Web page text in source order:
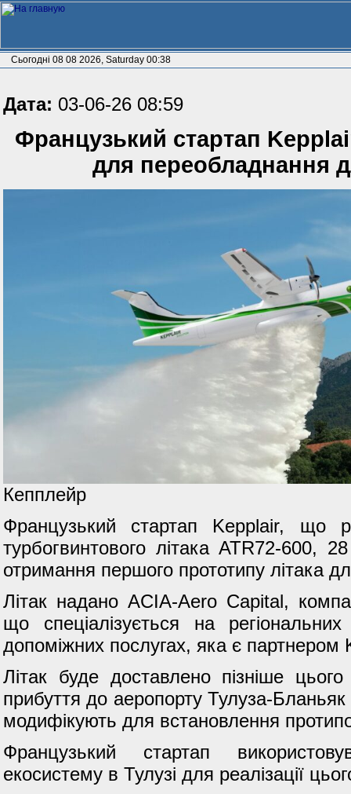
Сьогодні 08 08 2026, Saturday 00:38
Дата: 03-06-26 08:59
Французький стартап
для переобладнання
Кепплейр
Французький стартап Kepplair, що
турбогвинтового літака ATR72-600,
отримання першого прототипу літака
Літак надано ACIA-Aero Capital,
що спеціалізується на
допоміжних послугах, яка є партнером
Літак буде доставлено пізніше
прибуття до аеропорту Тулуза-
модифікують для встановлення
Французький стартап
екосистему в Тулузі для реалізації